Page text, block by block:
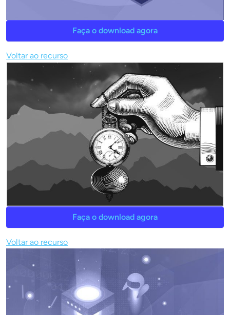
Faça o download agora
Voltar ao recurso
Faça o download agora
Voltar ao recurso